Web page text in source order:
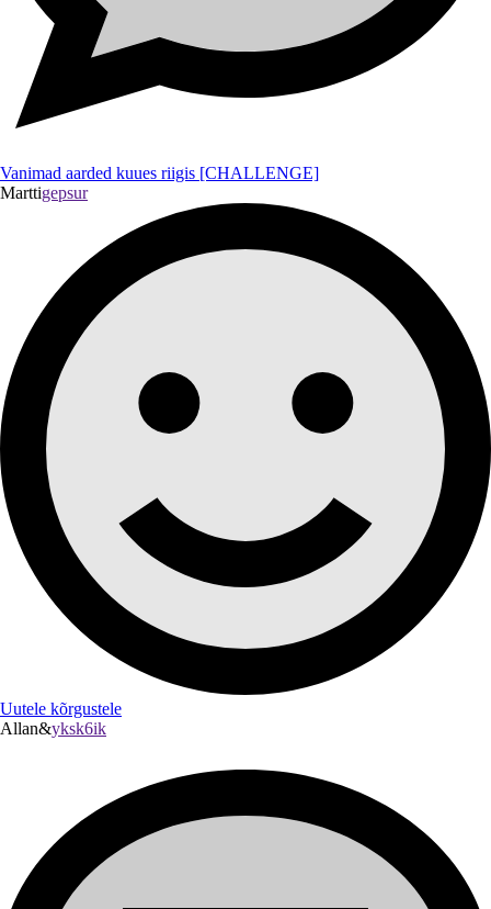
Vanimad aarded kuues riigis [CHALLENGE]
Marttigepsur
Uutele kõrgustele
Allan&yksk6ik